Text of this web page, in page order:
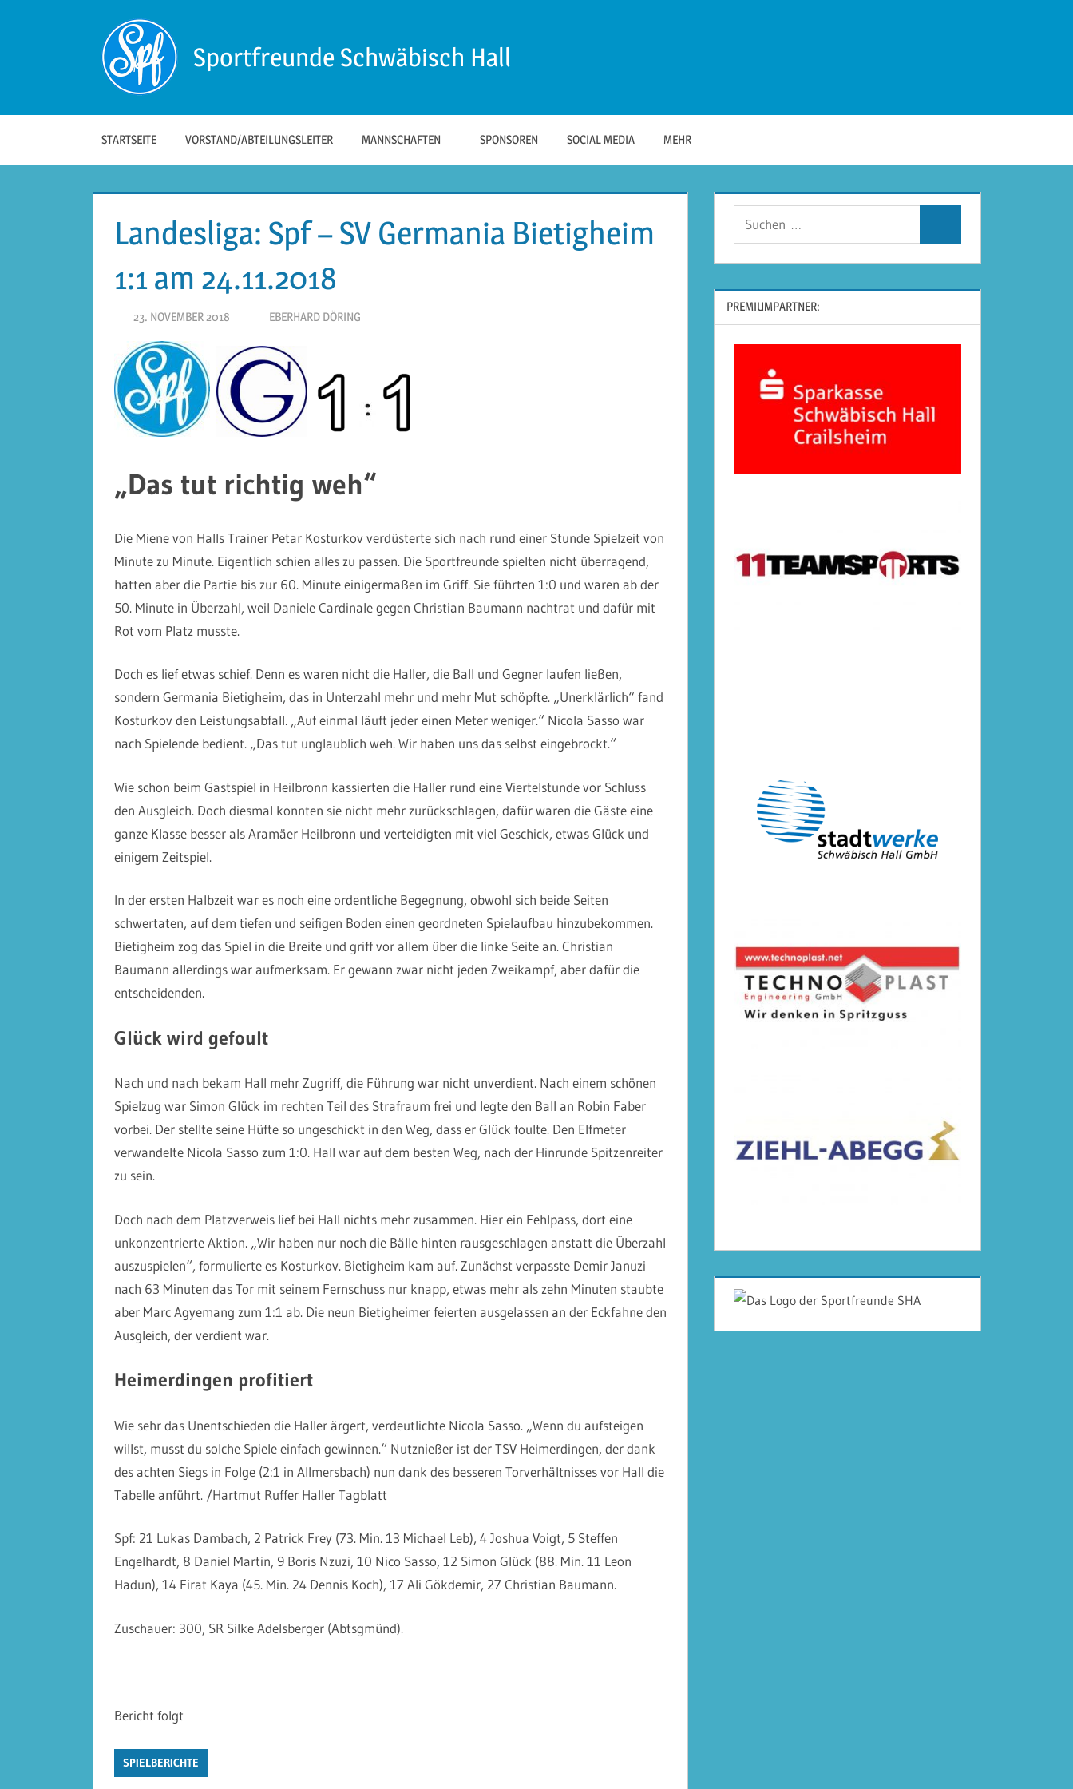
Sportfreunde Schwäbisch Hall
Die
offizielle
Sportfreunde
STARTSEITE VORSTAND/ABTEILUNGSLEITER MANNSCHAFTEN SPONSOREN SOCIAL MEDIA MEHR
Landesliga: Spf – SV Germania Bietigheim
1:1 am 24.11.2018
23. NOVEMBER 2018 EBERHARD DÖRING
„Das tut richtig weh“
Die Miene von Halls Trainer Petar Kosturkov verdüsterte sich nach rund einer Stunde Spielzeit von
Minute zu Minute. Eigentlich schien alles zu passen. Die Sportfreunde spielten nicht überragend,
hatten aber die Partie bis zur 60. Minute einigermaßen im Griff. Sie führten 1:0 und waren ab der
50. Minute in Überzahl, weil Daniele Cardinale gegen Christian Baumann nachtrat und dafür mit
Rot vom Platz musste.
Doch es lief etwas schief. Denn es waren nicht die Haller, die Ball und Gegner laufen ließen,
sondern Germania Bietigheim, das in Unterzahl mehr und mehr Mut schöpfte. „Unerklärlich“ fand
Kosturkov den Leistungsabfall. „Auf einmal läuft jeder einen Meter weniger.“ Nicola Sasso war
nach Spielende bedient. „Das tut unglaublich weh. Wir haben uns das selbst eingebrockt.“
Wie schon beim Gastspiel in Heilbronn kassierten die Haller rund eine Viertelstunde vor Schluss
den Ausgleich. Doch diesmal konnten sie nicht mehr zurückschlagen, dafür waren die Gäste eine
ganze Klasse besser als Aramäer Heilbronn und verteidigten mit viel Geschick, etwas Glück und
einigem Zeitspiel.
In der ersten Halbzeit war es noch eine ordentliche Begegnung, obwohl sich beide Seiten
schwertaten, auf dem tiefen und seifigen Boden einen geordneten Spielaufbau hinzubekommen.
Bietigheim zog das Spiel in die Breite und griff vor allem über die linke Seite an. Christian
Baumann allerdings war aufmerksam. Er gewann zwar nicht jeden Zweikampf, aber dafür die
entscheidenden.
Glück wird gefoult
Nach und nach bekam Hall mehr Zugriff, die Führung war nicht unverdient. Nach einem schönen
Spielzug war Simon Glück im rechten Teil des Strafraum frei und legte den Ball an Robin Faber
vorbei. Der stellte seine Hüfte so ungeschickt in den Weg, dass er Glück foulte. Den Elfmeter
verwandelte Nicola Sasso zum 1:0. Hall war auf dem besten Weg, nach der Hinrunde Spitzenreiter
zu sein.
Doch nach dem Platzverweis lief bei Hall nichts mehr zusammen. Hier ein Fehlpass, dort eine
unkonzentrierte Aktion. „Wir haben nur noch die Bälle hinten rausgeschlagen anstatt die Überzahl
auszuspielen“, formulierte es Kosturkov. Bietigheim kam auf. Zunächst verpasste Demir Januzi
nach 63 Minuten das Tor mit seinem Fernschuss nur knapp, etwas mehr als zehn Minuten staubte
aber Marc Agyemang zum 1:1 ab. Die neun Bietigheimer feierten ausgelassen an der Eckfahne den
Ausgleich, der verdient war.
Heimerdingen profitiert
Wie sehr das Unentschieden die Haller ärgert, verdeutlichte Nicola Sasso. „Wenn du aufsteigen
willst, musst du solche Spiele einfach gewinnen.“ Nutznießer ist der TSV Heimerdingen, der dank
des achten Siegs in Folge (2:1 in Allmersbach) nun dank des besseren Torverhältnisses vor Hall die
Tabelle anführt. /Hartmut Ruffer Haller Tagblatt
Spf: 21 Lukas Dambach, 2 Patrick Frey (73. Min. 13 Michael Leb), 4 Joshua Voigt, 5 Steffen
Engelhardt, 8 Daniel Martin, 9 Boris Nzuzi, 10 Nico Sasso, 12 Simon Glück (88. Min. 11 Leon
Hadun), 14 Firat Kaya (45. Min. 24 Dennis Koch), 17 Ali Gökdemir, 27 Christian Baumann.
Zuschauer: 300, SR Silke Adelsberger (Abtsgmünd).
Bericht folgt
SPIELBERICHTE
PREMIUMPARTNER: